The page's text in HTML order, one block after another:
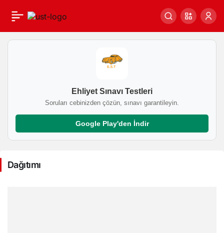
Dağıtımı
Ehliyet Sınavı Testleri
Soruları cebinizden çözün, sınavı garantileyin.
Google Play'den İndir
Dağıtımı